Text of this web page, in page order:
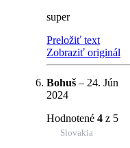
super
Preložiť text
Zobraziť originál
Bohuš – 24. Jún
2024
Hodnotené 4 z 5
Slovakia